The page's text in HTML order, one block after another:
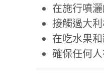
在施行噴
接觸過大
在吃水果
確保任何